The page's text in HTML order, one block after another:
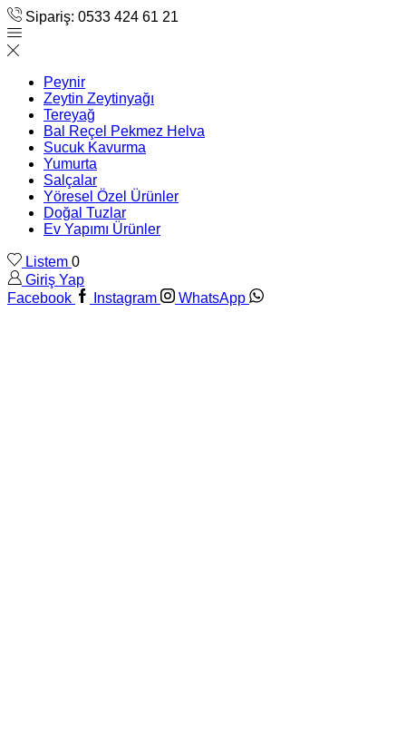
Sipariş: 0533 424 61 21
Peynir
Zeytin Zeytinyağı
Tereyağ
Bal Reçel Pekmez Helva
Sucuk Kavurma
Yumurta
Salçalar
Yöresel Özel Ürünler
Doğal Tuzlar
Ev Yapımı Ürünler
Listem 0
Giriş Yap
Facebook
Instagram WhatsApp